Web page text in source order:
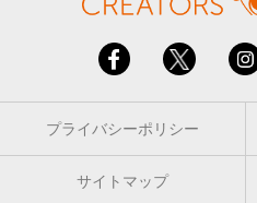
プライバシーポリシー
サイトマップ